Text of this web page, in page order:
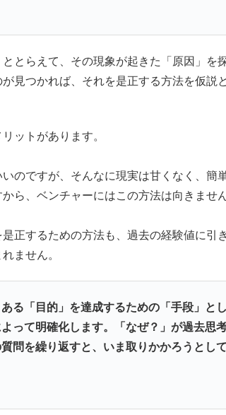
とらえて、その現象が起きた「原因」を
見つかれば、それを是正する方法を仮説
ットがあります。
のですが、そんなに現実は甘くなく、簡
ら、ベンチャーにはこの方法は向きません
正するための方法も、過去の経験値に引
ません。
る「目的」を達成するための「手段」と
って明確化します。「なぜ？」が過去思
問を繰り返すと、いま取りかかろうとし